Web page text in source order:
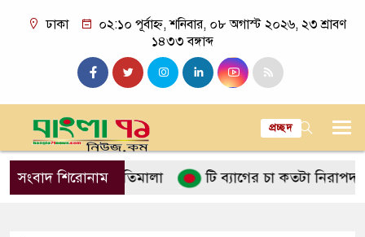
ঢাকা
০২:১০ পূর্বাহ্ন, শনিবার, ০৮ অগাস্ট ২০২৬, ২৩ শ্রাবণ
১৪৩৩ বঙ্গাব্দ
প্রচ্ছদ
সংবাদ শিরোনাম
ইসলামের নীতিমালা টি ব্যাগের চা কতটা নিরাপদ